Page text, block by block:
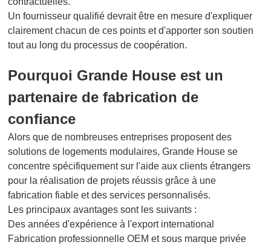
Un fournisseur qualifié devrait être en mesure d'expliquer
clairement chacun de ces points et d'apporter son soutien
tout au long du processus de coopération.
Pourquoi Grande House est un
partenaire de fabrication de
confiance
Alors que de nombreuses entreprises proposent des
solutions de logements modulaires, Grande House se
concentre spécifiquement sur l'aide aux clients étrangers
pour la réalisation de projets réussis grâce à une
fabrication fiable et des services personnalisés.
Les principaux avantages sont les suivants :
Des années d'expérience à l'export international
Fabrication professionnelle OEM et sous marque privée